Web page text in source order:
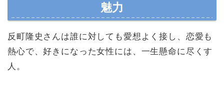
魅力
反町隆史さんは誰に対しても愛想よく接し、恋愛も
熱心で、好きになった女性には、一生懸命に尽くす
人。